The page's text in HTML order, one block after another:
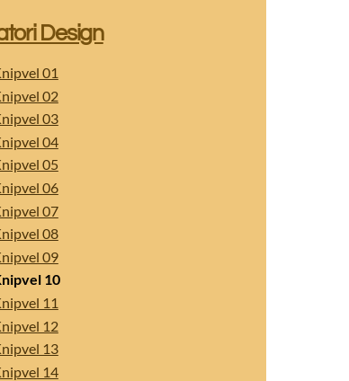
Design
01
02
03
04
05
06
07
08
09
10
11
12
13
14